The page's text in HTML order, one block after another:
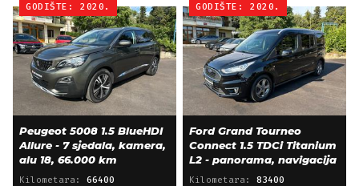
GODIŠTE: 2020.
Peugeot 5008 1.5 BlueHDI
Allure - 7 sjedala, kamera,
alu 18, 66.000 km
Kilometara: 66400
GODIŠTE: 2020.
Ford Grand Tourneo
Connect 1.5 TDCi Titanium
L2 - panorama, navigacija
Kilometara: 83400